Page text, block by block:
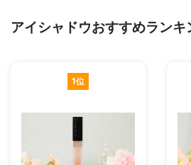
アイシャドウおすすめランキ
1位